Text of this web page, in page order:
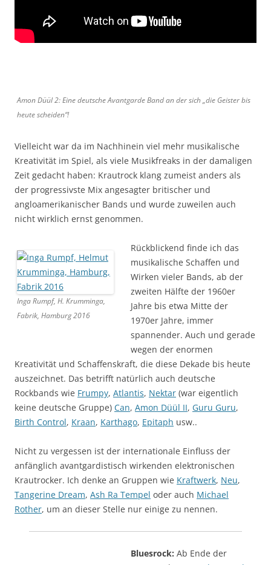
Amon Düül 2: Eine deutsche Avantgarde Band an der sich „die Geister bis
heute scheiden“!
Vielleicht war da im Nachhinein viel mehr musikalische
Kreativität im Spiel, als viele Musikfreaks in der damaligen
Zeit gedacht haben: Krautrock klang zumeist anders als
der progressivste Mix angesagter britischer und
angloamerikanischer Bands und wurde zuweilen auch
nicht wirklich ernst genommen.
Inga Rumpf, H. Krumminga,
Fabrik, Hamburg 2016
Rückblickend finde ich das
musikalische Schaffen und
Wirken vieler Bands, ab der
zweiten Hälfte der 1960er
Jahre bis etwa Mitte der
1970er Jahre, immer
spannender. Auch und gerade
wegen der enormen
Kreativität und Schaffenskraft, die diese Dekade bis heute
auszeichnet. Das betrifft natürlich auch deutsche
Rockbands wie Frumpy, Atlantis, Nektar (war eigentlich
keine deutsche Gruppe) Can, Amon Düül II, Guru Guru,
Birth Control, Kraan, Karthago, Epitaph usw..
Nicht zu vergessen ist der internationale Einfluss der
anfänglich avantgardistisch wirkenden elektronischen
Krautrocker. Ich denke an Gruppen wie Kraftwerk, Neu,
Tangerine Dream, Ash Ra Tempel oder auch Michael
Rother, um an dieser Stelle nur einige zu nennen.
Bluesrock: Ab Ende der